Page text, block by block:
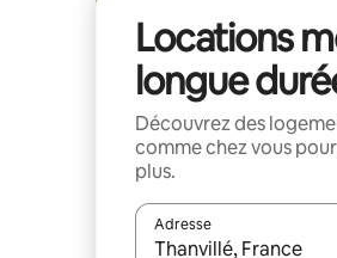
Locations
longue
Découvrez des
comme chez vous
plus.
Adresse
Lorsque les résultats